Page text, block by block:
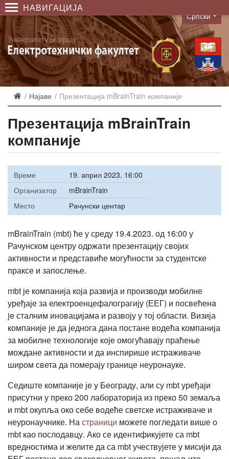
НАВИГАЦИЈА
Language
Српски
Најаве Презентација mBrainTrain компаније
Презентација mBrainTrain
компаније
Време
19. април 2023. 16:00
Организатор
mBrainTrain
Место
Рачунски центар
mBrainTrain (mbt) ће у среду 19.4.2023. од 16:00 у
Рачунском центру одржати презентацију својих
активности и представиће могућности за студентске
праксе и запослење.
mbt је компанија која развија и производи мобилне
уређаје за електроенцефалограгију (ЕЕГ) и посвећенa
je сталним иновацијама и развоју у тој области. Визија
компаније је да једнога дана постане водећа компанија
за мобилне технологије које омогућавају праћење
мождане активности и да инспирише истраживаче
широм света да померају границе неуронауке.
Седиште компаније је у Београду, али су mbt уређаји
присутни у преко 200 лабораторија из преко 50 земаља
и mbt окупља око себе водеће светске истраживаче и
неуронаучнике. Настраници можете погледати више о
mbt као послодавцу. Ако се идентификујете са mbt
вредностима и желите да са mbt учествујете у мисији да